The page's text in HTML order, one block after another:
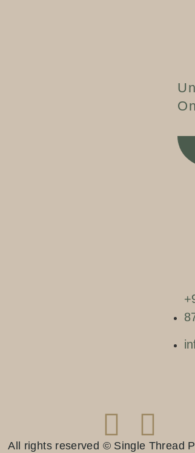
All rights reserved © Single Thread